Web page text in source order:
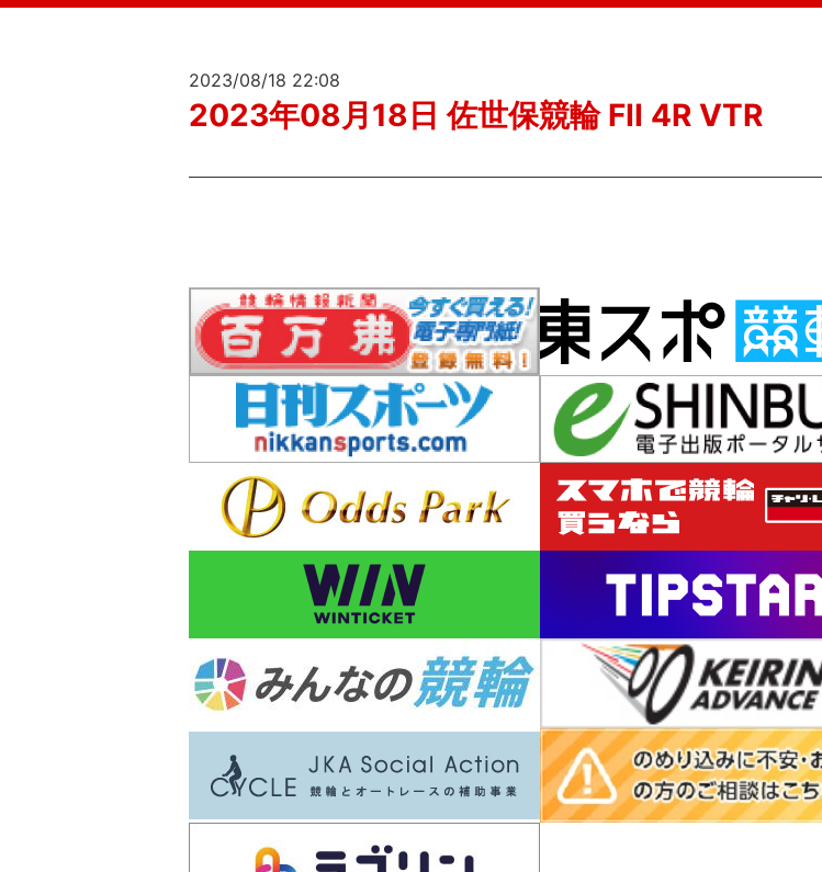
2023/08/18 22:08
2023年08月18日 佐世保競輪 FII 4R VTR